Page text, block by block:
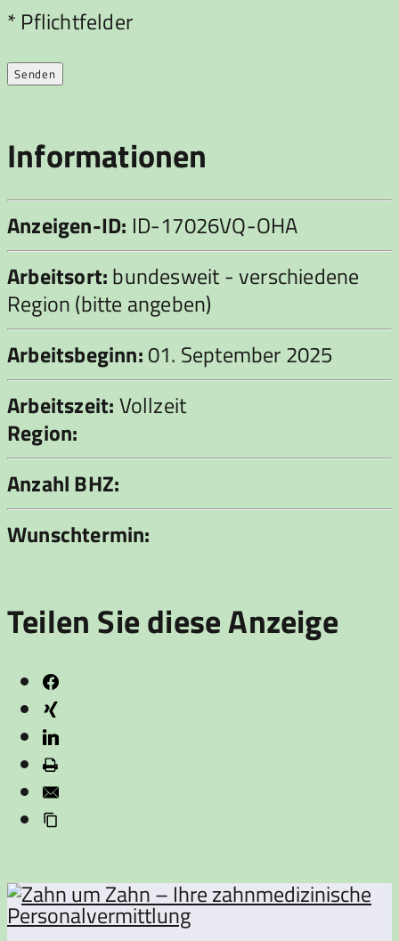
Bitte lasse dieses Feld leer.
* Pflichtfelder
Informationen
Anzeigen-ID: ID-17026VQ-OHA
Arbeitsort:bundesweit - verschiedene
Region (bitte angeben)
Arbeitsbeginn:01. September 2025
Arbeitszeit:Vollzeit
Region:
Anzahl BHZ:
Wunschtermin:
Teilen Sie diese Anzeige